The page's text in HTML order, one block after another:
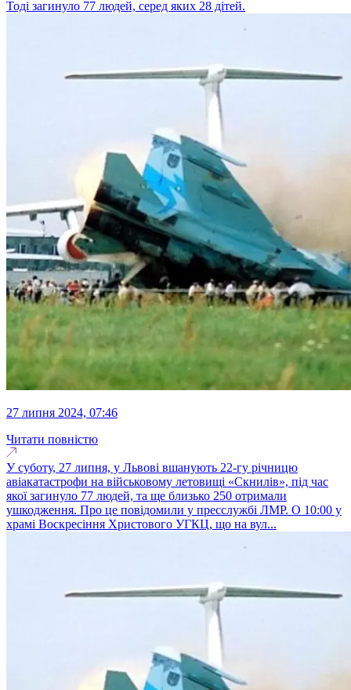
Тоді загинуло 77 людей, серед яких 28 дітей.
27 липня 2024, 07:46
Читати повністю
У суботу, 27 липня, у Львові вшанують 22-гу річницю
авіакатастрофи на військовому летовищі «Скнилів», під час
якої загинуло 77 людей, та ще близько 250 отримали
ушкодження. Про це повідомили у пресслужбі ЛМР. О 10:00 у
храмі Воскресіння Христового УГКЦ, що на вул...